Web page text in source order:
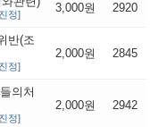
정] 3,000원 2920
반(조
정]
2,000원 2845
의처
정]
2,000원 2942